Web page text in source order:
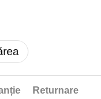
Returnare